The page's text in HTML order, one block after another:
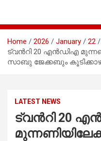
Home 2026 January
22
ട്വന്‍റി 20 എൻഡിഎ
സാബു ജേക്കബും
LATEST NEWS
ട്വന്‍റി 20